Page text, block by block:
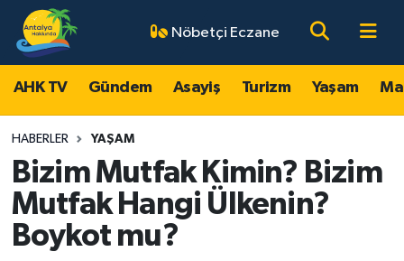
Nöbetçi Eczane
AHK TV Gündem Asayiş Turizm Yaşam
HABERLER YAŞAM
Bizim Mutfak Kimin? Bizim
Mutfak Hangi Ülkenin?
Boykot mu?
AHK TV
Gündem
Asayiş
Turizm
Yaşam
Antalya Nöbetçi Eczaneler
Antalya Hava Durumu
Antalya Namaz Vakitleri
Antalya Trafik Yoğunluk Haritası
Süper Lig Puan Durumu ve Fikstür